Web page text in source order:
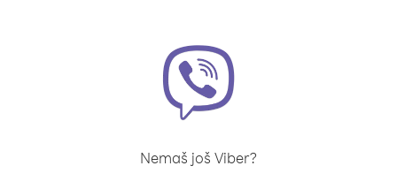
Nemaš još Viber?